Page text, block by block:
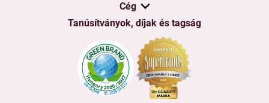
Cég
Tanúsítványok, díjak és tagság